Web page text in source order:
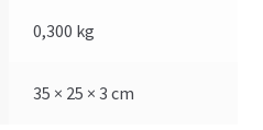
0,300 kg
35 × 25 × 3 cm